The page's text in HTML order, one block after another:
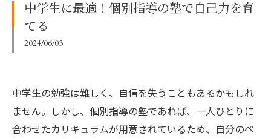
中学生に最適！個別指導の塾で自己力を育
てる
2024/06/03
中学生の勉強は難しく、自信を失うこともあるかもしれ
ません。しかし、個別指導の塾であれば、一人ひとりに
合わせたカリキュラムが用意されているため、自分のペ